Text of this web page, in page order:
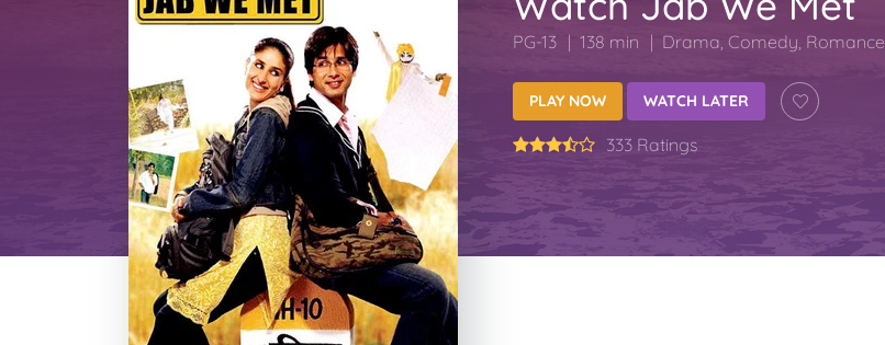
PG-13 138 min Drama, Comedy, Romance
PLAY NOW WATCH LATER
333 Ratings